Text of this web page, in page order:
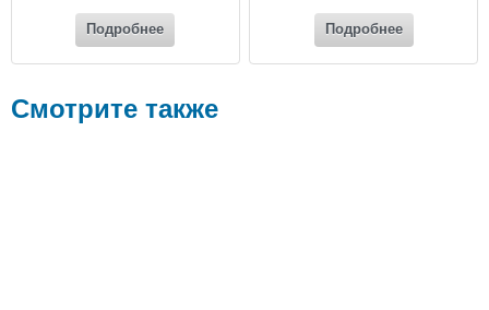
Подробнее Подробнее
Смотрите также